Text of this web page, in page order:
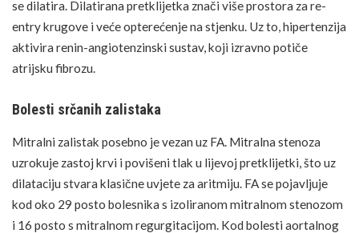
se dilatira. Dilatirana pretklijetka znači više prostora za re-
entry krugove i veće opterećenje na stjenku. Uz to, hipertenzija
aktivira renin-angiotenzinski sustav, koji izravno potiče
atrijsku fibrozu.
Bolesti srčanih zalistaka
Mitralni zalistak posebno je vezan uz FA. Mitralna stenoza
uzrokuje zastoj krvi i povišeni tlak u lijevoj pretklijetki, što uz
dilataciju stvara klasične uvjete za aritmiju. FA se pojavljuje
kod oko 29 posto bolesnika s izoliranom mitralnom stenozom
i 16 posto s mitralnom regurgitacijom. Kod bolesti aortalnog